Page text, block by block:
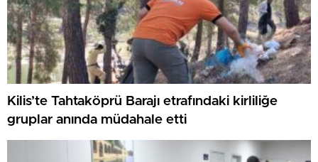
Kilis’te Tahtaköprü Barajı etrafındaki kirliliğe
gruplar anında müdahale etti